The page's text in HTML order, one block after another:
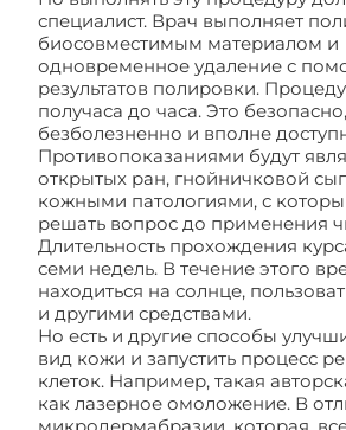
специалист. Врач выполняет
биосовместимым материалом и
одновременное удаление с
результатов полировки.
получаса до часа. Это безопасно,
безболезненно и вполне
Противопоказаниями будут
открытых ран, гнойничковой
кожными патологиями, с
решать вопрос до применения
Длительность прохождения
семи недель. В течение этого
находиться на солнце,
и другими средствами.
Но есть и другие способы
вид кожи и запустить процесс
клеток. Например, такая
как лазерное омоложение. В